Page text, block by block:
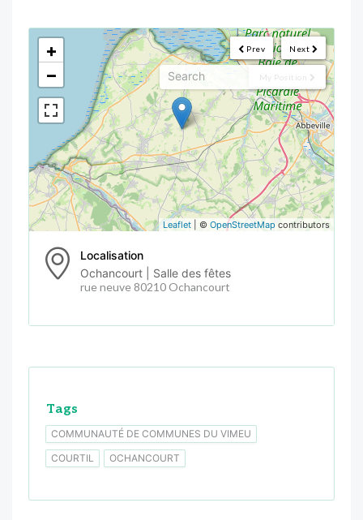
Next
Prev
My Position
<!---->
+
−
Leaflet | © OpenStreetMap contributors
Localisation
Ochancourt | Salle des fêtes
rue neuve 80210 Ochancourt
Tags
COMMUNAUTÉ DE COMMUNES DU VIMEU
COURTIL
OCHANCOURT